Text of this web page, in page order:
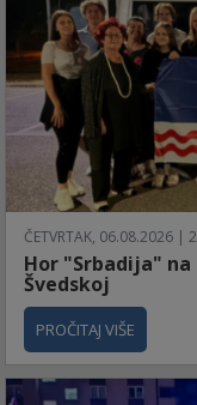
ČETVRTAK, 06.08.2026 |
Hor "Srbadija"
Švedskoj
PROČITAJ VIŠE